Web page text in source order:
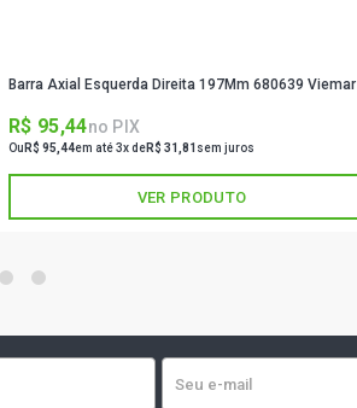
Barra Axial Esquerda Direita 197Mm 680639 Viemar
R$ 95,44no PIX
Ou R$ 95,44em até 3x deR$ 31,81 sem juros
VER PRODUTO
3 4